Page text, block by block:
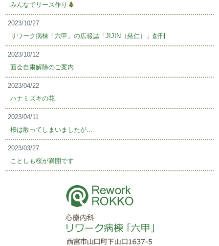
みんなでリース作り
2023/10/27
リワーク病棟「六甲」の広報誌「JIJIN（慈仁）」創刊
2023/10/12
面会自粛解除のご案内
2023/04/22
ハナミズキの花
2023/04/11
桜は散ってしまいましたが...
2023/03/27
ことしも桜が満開です